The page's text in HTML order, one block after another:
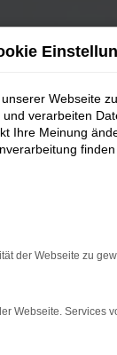
Webseite
verarbeiten
Ihre Meinung
der Webseite zu
Webseite. Services